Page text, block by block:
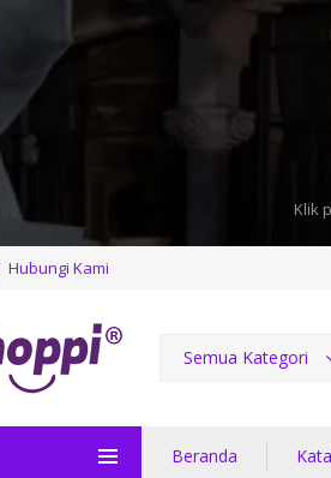
Klik
Hubungi Kami
Semua Kategori
Beranda